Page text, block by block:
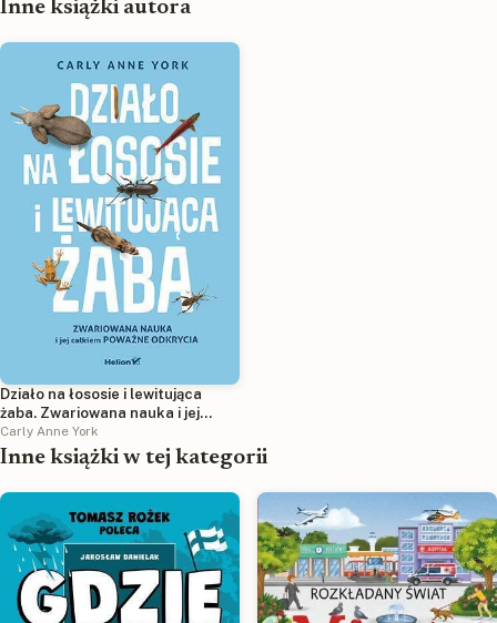
Inne książki autora
Działo na łososie i lewitująca
żaba. Zwariowana nauka i jej
całkiem poważne odkrycia
Carly Anne York
Inne książki w tej kategorii